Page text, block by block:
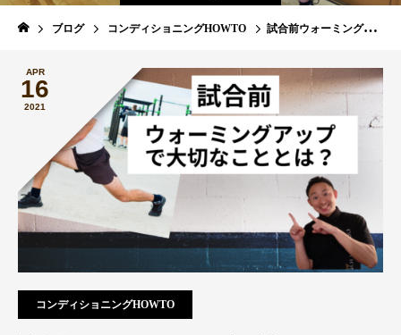
ブログ コンディショニングHOWTO 試合前ウォーミングアップで大切なことは何？【解説動画付き】
APR
16
2021
コンディショニングHOWTO